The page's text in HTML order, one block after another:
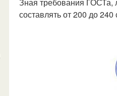
составлять от 200 до